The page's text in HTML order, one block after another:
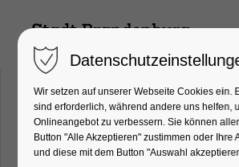
Yoga
Bildung, Vortrag, Verein
Wir setzen auf unserer Webseite Cookies ein.
sind erforderlich, während andere uns helfen,
Onlineangebot zu verbessern. Sie können
Button "Alle Akzeptieren" zustimmen oder Ihre
und diese mit dem Button "Auswahl